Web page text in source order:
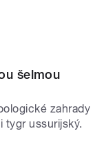
šelmou
zahrady
tygr ussurijský.